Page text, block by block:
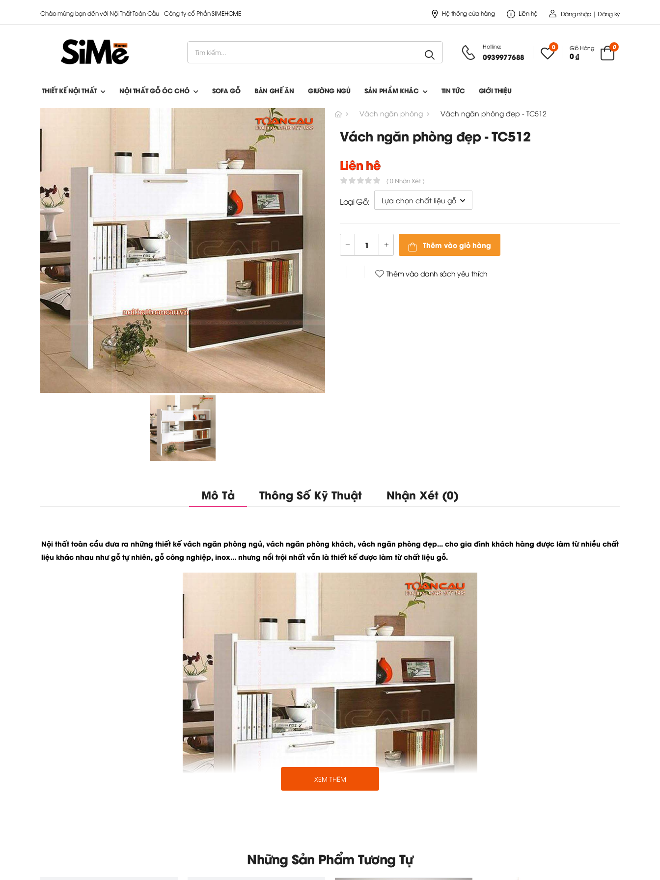
Chào mừng bạn đến với Nội Thất Toàn Cầu - Công ty cổ Phần SIMEHOME Hệ thống cửa hàng Liên hệ Đăng nhập | Đăng ký
Hotline:
0939977688
0 Giỏ Hàng:
0 ₫
0
THIẾT KẾ NỘI THẤT NỘI THẤT GỖ ÓC CHÓ SOFA GỖ BÀN GHẾ ĂN GIƯỜNG NGỦ SẢN PHẨM KHÁC TIN TỨC GIỚI THIỆU
Vách ngăn phòng Vách ngăn phòng đẹp - TC512
Vách ngăn phòng đẹp - TC512
Liên hệ
( 0 Nhận Xét )
Loại Gỗ:
Thêm vào giỏ hàng
Thêm vào danh sách yêu thích
Mô Tả Thông Số Kỹ Thuật Nhận Xét (0)
Nội thất toàn cầu đưa ra những thiết kếvách ngăn phòng ngủ, vách ngăn phòng khách, vách ngăn phòng đẹp... cho gia đình khách hàng được làm từ nhiều chất
liệu khác nhau như gỗ tự nhiên, gỗ công nghiệp, inox... nhưng nổi trội nhất vẫn là thiết kế được làm từ chất liệu gỗ.
XEM THÊM
Những Sản Phẩm Tương Tự